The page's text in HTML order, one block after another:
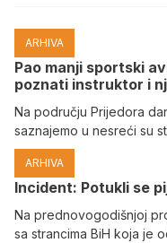
ARHIVA
Pao manji sportski
poznati instruktor i
Na području Prijedora
saznajemo u nesreći su
ARHIVA
Incident: Potukli se
Na prednovogodišnjoj
sa strancima BiH koja je